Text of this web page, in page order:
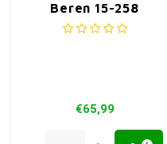
Beren 15-258
€65,99